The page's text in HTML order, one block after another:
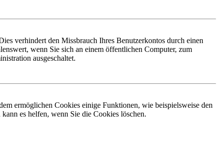
verhindert den Missbrauch Ihres Benutzerkontos durch einen
wenn Sie sich an einem öffentlichen Computer, zum
ausgeschaltet.
ermöglichen Cookies einige Funktionen, wie beispielsweise den
es helfen, wenn Sie die Cookies löschen.